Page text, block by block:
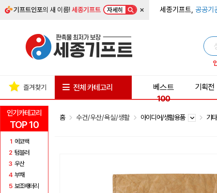
기프트인포의 새 이름!세종기프트 자세히 × 세종기프트, 공공기
인기카테고리
TOP 10
1 에코백
2 텀블러
3 우산
4 부채
5 보조배터리
즐겨찾기 전체 카테고리
베스트
100
기획전
홈 수건/우산/욕실/생활 아이디어/생활용품 기